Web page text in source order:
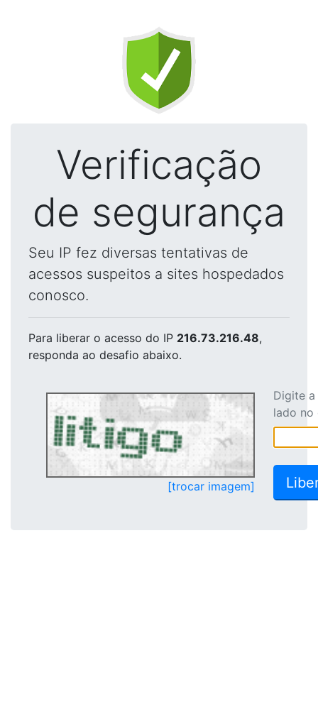
Verificação
de segurança
Seu IP fez diversas tentativas de
acessos suspeitos a sites hospedados
conosco.
Para liberar o acesso do IP 216.73.216.48,
responda ao desafio abaixo.
[trocar imagem]
Digite
lado no